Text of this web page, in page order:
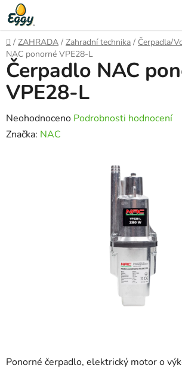
Přejít
na
obsah
Domů
/ ZAHRADA / Zahradní technika / Čerpadla/
NAC ponorné VPE28-L
Ponorné čerpadlo, elektrický motor o
Čerpadlo NAC
VPE28-L
Průměrné
hodnocení
Neohodnoceno Podrobnosti hodnocení
Značka: NAC